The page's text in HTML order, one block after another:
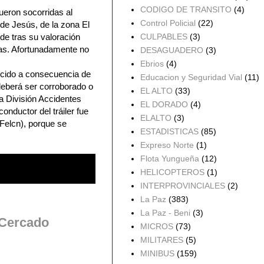
socorridas al
Jesús, de la zona El
tras su valoración
Afortunadamente no
a consecuencia de
ser corroborado o
División Accidentes
del tráiler fue
porque se
CODIGO DE TRANSITO (4)
Control Policial (22)
CULPABLES (3)
DESAGUADERO (3)
Ebrios (4)
Educacion y Seguridad Vial (11)
EL ALTO (33)
EL DORADO (4)
ELALTO (3)
ESTADISTICAS (85)
Expreso Norte (1)
Flota Yungueña (12)
HELICOPTEROS (1)
INTERPROVINCIALES (2)
La Paz (383)
La Paz - Beni (3)
MICROS (73)
MILITARES (5)
MINIBUS (159)